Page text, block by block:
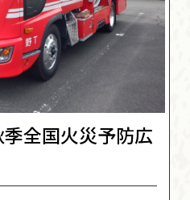
全国火災予防広